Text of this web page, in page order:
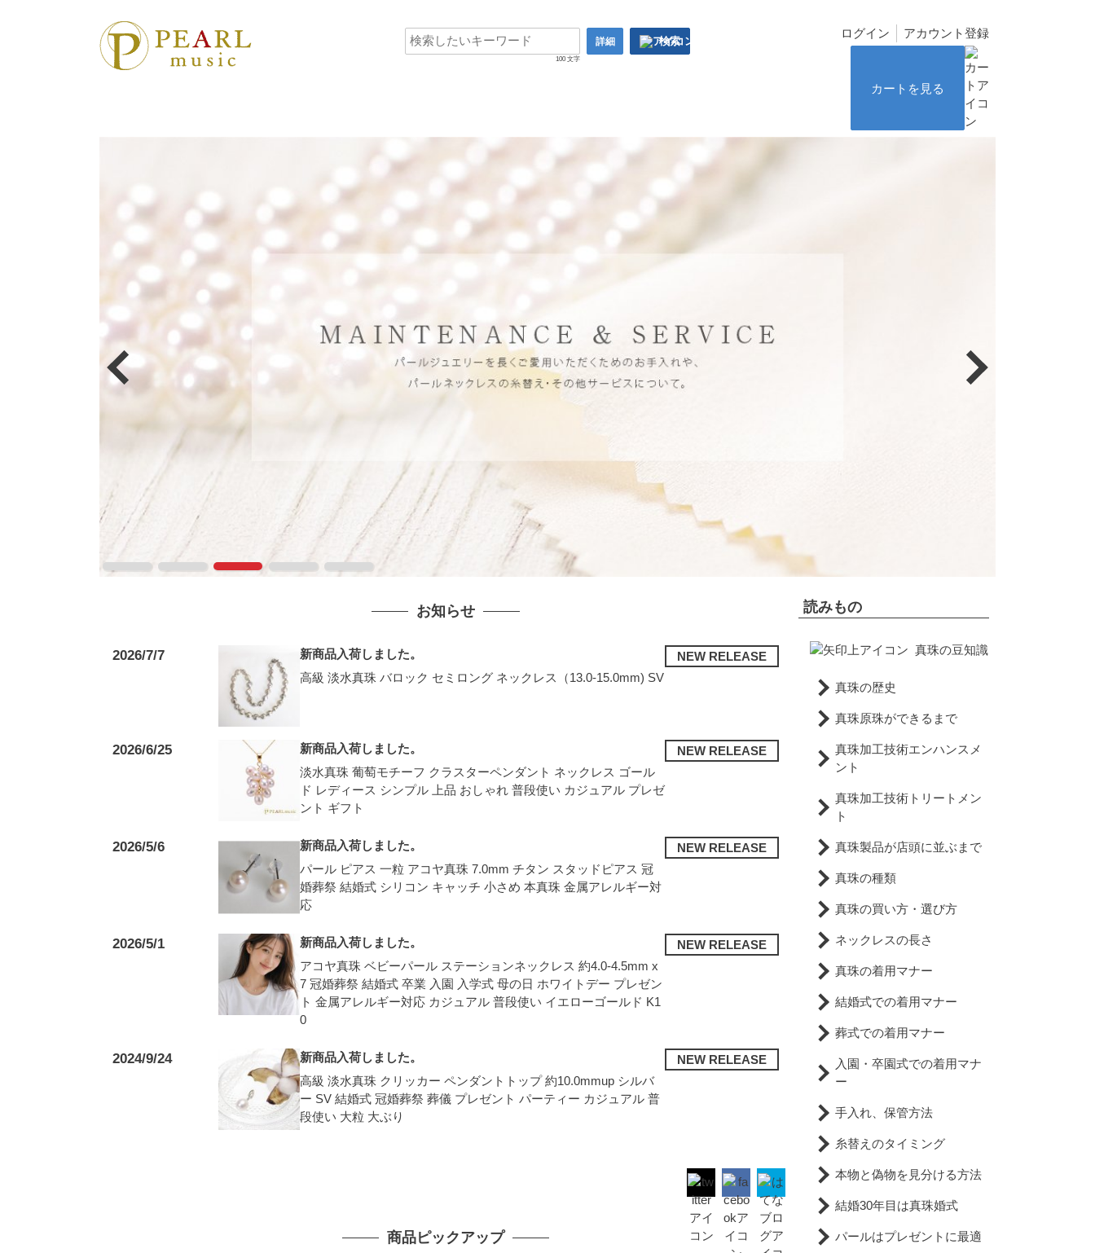
100 文字
詳細 検索
ログイン アカウント登録
カートを見る
お知らせ
2026/7/7
新商品入荷しました。
高級 淡水真珠 バロック セミロング ネックレス（13.0-15.0mm) SV
NEW RELEASE
2026/6/25
新商品入荷しました。
淡水真珠 葡萄モチーフ クラスターペンダント ネックレス ゴール
ド レディース シンプル 上品 おしゃれ 普段使い カジュアル プレゼ
ント ギフト
NEW RELEASE
2026/5/6
新商品入荷しました。
パール ピアス 一粒 アコヤ真珠 7.0mm チタン スタッドピアス 冠
婚葬祭 結婚式 シリコン キャッチ 小さめ 本真珠 金属アレルギー対
応
NEW RELEASE
2026/5/1
新商品入荷しました。
アコヤ真珠 ベビーパール ステーションネックレス 約4.0-4.5mm x
7 冠婚葬祭 結婚式 卒業 入園 入学式 母の日 ホワイトデー プレゼン
ト 金属アレルギー対応 カジュアル 普段使い イエローゴールド K1
0
NEW RELEASE
2024/9/24
新商品入荷しました。
高級 淡水真珠 クリッカー ペンダントトップ 約10.0mmup シルバ
ー SV 結婚式 冠婚葬祭 葬儀 プレゼント パーティー カジュアル 普
段使い 大粒 大ぶり
NEW RELEASE
商品ピックアップ
読みもの
真珠の豆知識
真珠の歴史
真珠原珠ができるまで
真珠加工技術エンハンスメ
ント
真珠加工技術トリートメン
ト
真珠製品が店頭に並ぶまで
真珠の種類
真珠の買い方・選び方
ネックレスの長さ
真珠の着用マナー
結婚式での着用マナー
葬式での着用マナー
入園・卒園式での着用マナ
ー
手入れ、保管方法
糸替えのタイミング
本物と偽物を見分ける方法
結婚30年目は真珠婚式
パールはプレゼントに最適